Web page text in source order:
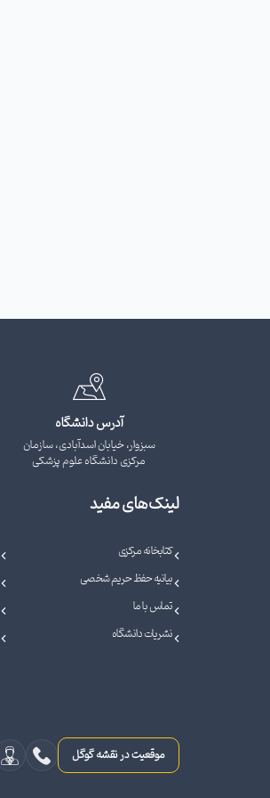
آدرس دانشگاه
سبزوار، خیابان اسدآبادی، سازمان
مرکزی دانشگاه علوم پزشکی
لینک‌های مفید
کتابخانه مرکزی
بیانیه حفظ حریم شخصی
تماس با ما
نشریات دانشگاه
موقعیت در نقشه گوگل